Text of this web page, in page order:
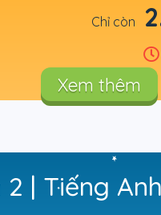
Chỉ còn
Xem thêm
| Tiếng